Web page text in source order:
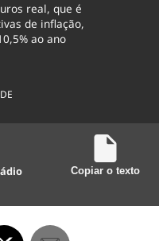
real, que é
de inflação,
ao ano
Copiar o texto